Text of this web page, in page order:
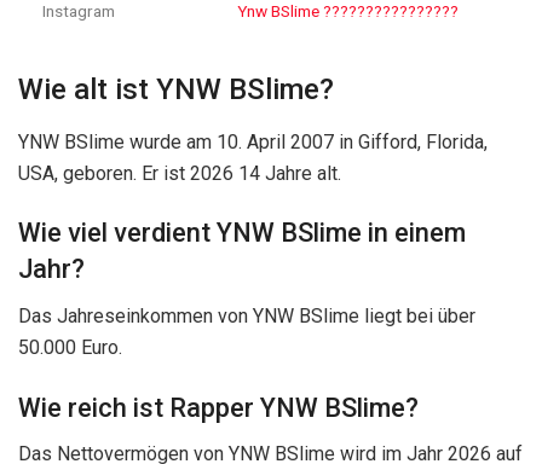
Instagram Ynw BSlime ????????????????
Wie alt ist YNW BSlime?
YNW BSlime wurde am 10. April 2007 in Gifford, Florida,
USA, geboren. Er ist 2026 14 Jahre alt.
Wie viel verdient YNW BSlime in einem
Jahr?
Das Jahreseinkommen von YNW BSlime liegt bei über
50.000 Euro.
Wie reich ist Rapper YNW BSlime?
Das Nettovermögen von YNW BSlime wird im Jahr 2026 auf